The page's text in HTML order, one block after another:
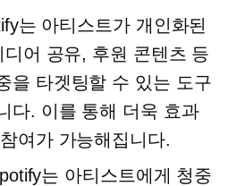
는 아티스트가 개인화된
어 공유, 후원 콘텐츠 등
을 타겟팅할 수 있는 도구
다. 이를 통해 더욱 효과
여가 가능해집니다.
는 아티스트에게 청중